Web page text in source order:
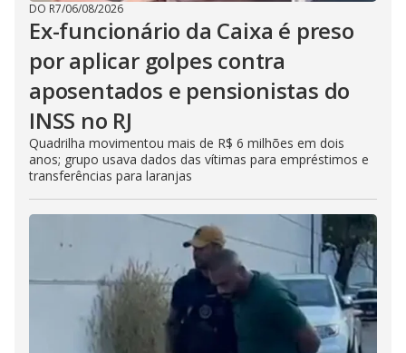
DO R7/06/08/2026
Ex-funcionário da Caixa é preso
por aplicar golpes contra
aposentados e pensionistas do
INSS no RJ
Quadrilha movimentou mais de R$ 6 milhões em dois
anos; grupo usava dados das vítimas para empréstimos e
transferências para laranjas